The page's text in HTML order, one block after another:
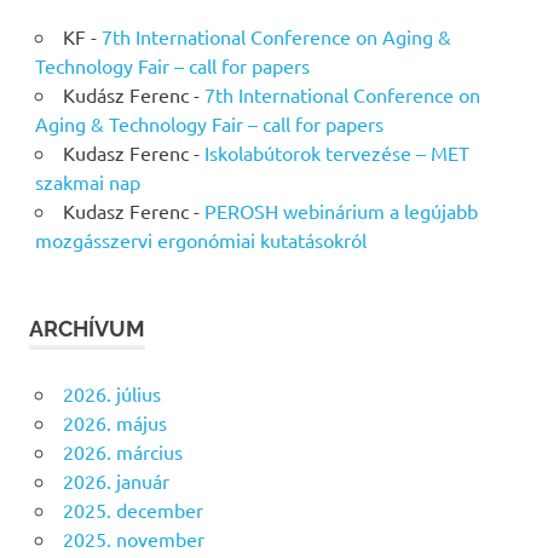
KF - 7th International Conference on Aging &
Technology Fair – call for papers
Kudász Ferenc- 7th International Conference on
Aging & Technology Fair – call for papers
Kudasz Ferenc- Iskolabútorok tervezése – MET
szakmai nap
Kudasz Ferenc- PEROSH webinárium a legújabb
mozgásszervi ergonómiai kutatásokról
ARCHÍVUM
2026. július
2026. május
2026. március
2026. január
2025. december
2025. november